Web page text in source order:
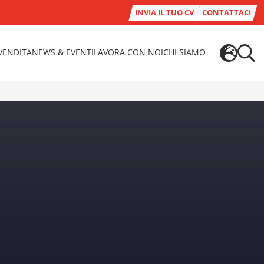
INVIA IL TUO CV CONTATTACI
NEWS & EVENTILAVORA CON NOICHI SIAMO